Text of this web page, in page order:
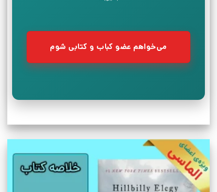
می‌خواهم عضو کباب و کتابی شوم